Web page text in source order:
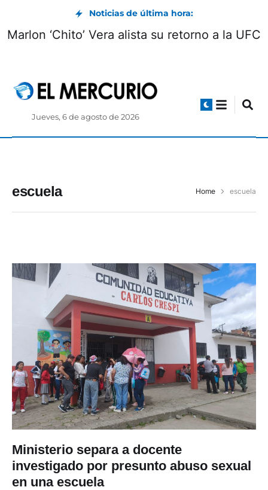
Noticias de última hora:
Marlon ‘Chito’ Vera alista su retorno a la UFC
Jueves, 6 de agosto de 2026
escuela Home escuela
Ministerio separa a docente
investigado por presunto abuso sexual
en una escuela